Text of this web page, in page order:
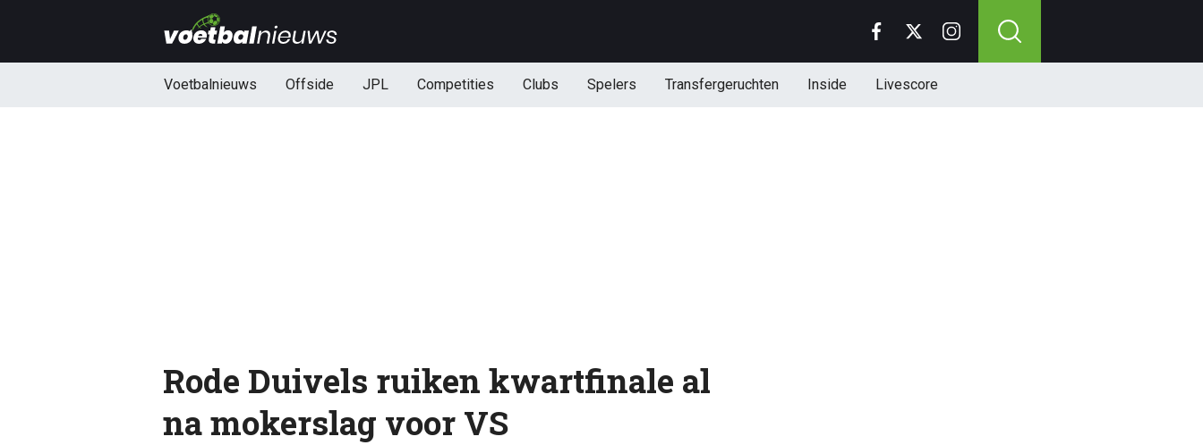
Voetbalnieuws Offside JPL Competities Clubs Spelers Transfergeruchten Inside Livescore
Rode Duivels ruiken kwartfinale al
na mokerslag voor VS